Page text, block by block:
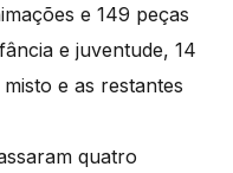
e 149 peças
e juventude, 14
e as restantes
quatro